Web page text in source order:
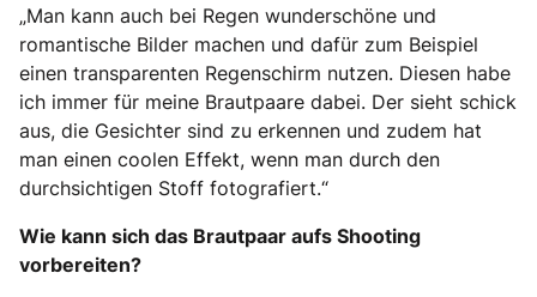
„Man kann auch bei Regen wunderschöne und
romantische Bilder machen und dafür zum Beispiel
einen transparenten Regenschirm nutzen. Diesen habe
ich immer für meine Brautpaare dabei. Der sieht schick
aus, die Gesichter sind zu erkennen und zudem hat
man einen coolen Effekt, wenn man durch den
durchsichtigen Stoff fotografiert.“
Wie kann sich das Brautpaar aufs Shooting
vorbereiten?